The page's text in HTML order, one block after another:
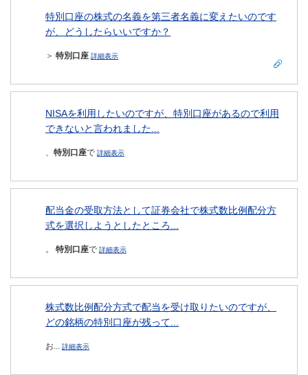
特別口座の株式の名義を第三者名義に変えたいのです
が、どうしたらいいですか？
＞ 特別口座 詳細表示
NISAを利用したいのですが、特別口座があるので利用
できないと言われました...
、 特別口座で 詳細表示
配当金の受取方法として証券会社で株式数比例配分方
式を選択しようとしたところ...
。 特別口座で 詳細表示
株式数比例配分方式で配当を受け取りたいのですが、
どの銘柄の特別口座が残って...
お... 詳細表示